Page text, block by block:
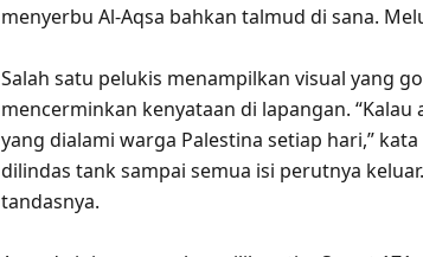
menyerbu Al-Aqsa bahkan talmud di sana.
Salah satu pelukis menampilkan visual yang
mencerminkan kenyataan di lapangan.
yang dialami warga Palestina setiap hari,”
dilindas tank sampai semua isi perutnya
tandasnya.